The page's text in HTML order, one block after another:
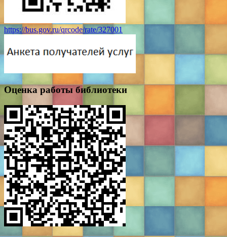
https://bus.gov.ru/qrcode/rate/327001
Оценка работы библиотеки